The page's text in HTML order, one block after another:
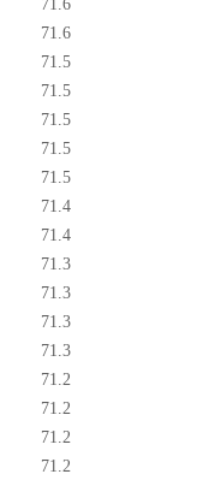
71.6
71.6
71.5
71.5
71.5
71.5
71.5
71.4
71.4
71.3
71.3
71.3
71.3
71.2
71.2
71.2
71.2